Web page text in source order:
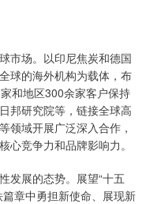
场。以印尼焦炭和德国
球的海外机构为载体，布
和地区300余家客户保持
邦研究院等，链接全球高
领域开展广泛深入合作，
竞争力和品牌影响力。
展的态势。展望“十五
章中勇担新使命、展现新